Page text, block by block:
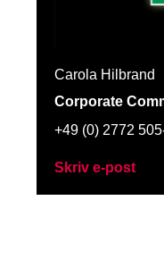
Carola Hilbrand
Corporate
+49 (0) 2772
Skriv e-post